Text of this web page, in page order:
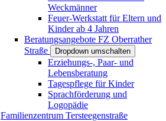
Weckmänner
Feuer-Werkstatt für Eltern und
Kinder ab 4 Jahren
Beratungsangebote FZ Oberrather
Straße
Dropdown umschalten
Erziehungs-, Paar- und
Lebensberatung
Tagespflege für Kinder
Sprachförderung und
Logopädie
Familienzentrum Tersteegenstraße